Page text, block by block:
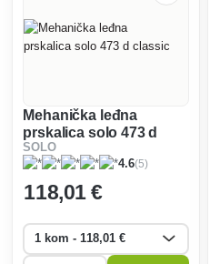
Mehanička leđna
prskalica solo 473 d
classic
SOLO
4.6(5)
118,01 €